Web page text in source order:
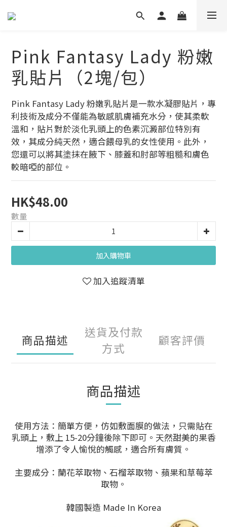
Pink Fantasy Lady 粉嫩
乳貼片（2塊/包）
Pink Fantasy Lady 粉嫩乳貼片是一款水凝膠貼片，專
利技術及成分不僅能為敏感肌膚補充水分，使其柔軟
溫和，貼片對於淡化乳頭上的色素沉澱部位特別有
效，其成分純天然，適合餵母乳的女性使用。此外，
您還可以將其塗抹在腋下、膝蓋和肘部等粗糙和膚色
較暗啞的部位。
HK$48.00
數量
加入購物車
加入追蹤清單
商品描述
送貨及付款
方式
顧客評價
商品描述
使用方法：簡單方便，仿如敷面膜的做法，只需貼在
乳頭上，敷上 15-20分鐘後除下即可。天然甜美的果香
增添了令人愉悅的觸感，適合所有膚質。
主要成分：蘭花萃取物、石榴萃取物、蘋果和草莓萃
取物。
韓國製造 Made In Korea